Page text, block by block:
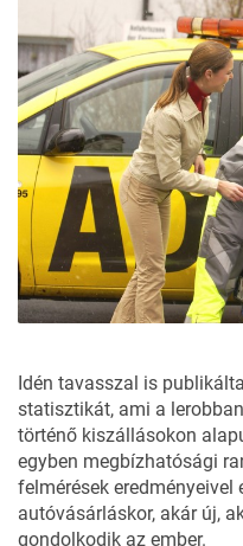
Idén tavasszal is
statisztikát, ami a
történő kiszállásokon
egyben megbízhatósági
felmérések
autóvásárláskor, akár új,
gondolkodik az ember.